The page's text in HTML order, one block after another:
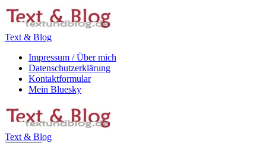
Zum
Inhalt
Text & Blog
Impressum / Über mich
Datenschutzerklärung
Kontaktformular
Mein Bluesky
Text & Blog